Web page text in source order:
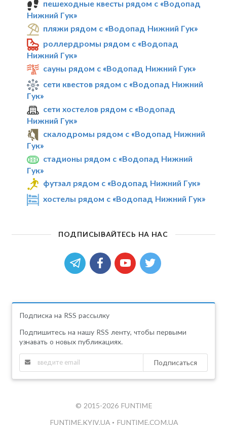
пешеходные квесты рядом с «Водопад
Нижний Гук»
пляжи рядом с «Водопад Нижний Гук»
роллердромы рядом с «Водопад
Нижний Гук»
сауны рядом с «Водопад Нижний Гук»
сети квестов рядом с «Водопад Нижний
Гук»
сети хостелов рядом с «Водопад
Нижний Гук»
скалодромы рядом с «Водопад Нижний
Гук»
стадионы рядом с «Водопад Нижний
Гук»
футзал рядом с «Водопад Нижний Гук»
хостелы рядом с «Водопад Нижний Гук»
ПОДПИСЫВАЙТЕСЬ НА НАС
Подписка на RSS рассылку
Подпишитесь на нашу RSS ленту, чтобы первыми
узнавать о новых публикациях.
Подписаться
© 2015-2026 FUNTIME
FUNTIME.KYIV.UA • FUNTIME.COM.UA